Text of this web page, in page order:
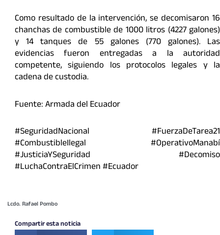
Como resultado de la intervención, se decomisaron 16
chanchas de combustible de 1000 litros (4227 galones)
y 14 tanques de 55 galones (770 galones). Las
evidencias fueron entregadas a la autoridad
competente, siguiendo los protocolos legales y la
cadena de custodia.
Fuente: Armada del Ecuador
#SeguridadNacional #FuerzaDeTarea21
#CombustibleIlegal #OperativoManabí
#JusticiaYSeguridad #Decomiso
#LuchaContraElCrimen #Ecuador
Lcdo. Rafael Pombo
Compartir esta noticia